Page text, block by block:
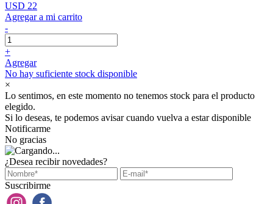
USD 22
Agregar a mi carrito
-
+
Agregar
No hay suficiente stock disponible
×
Lo sentimos, en este momento no tenemos stock para el producto
elegido.
Si lo deseas, te podemos avisar cuando vuelva a estar disponible
Notificarme
No gracias
¿Desea recibir novedades?
Suscribirme